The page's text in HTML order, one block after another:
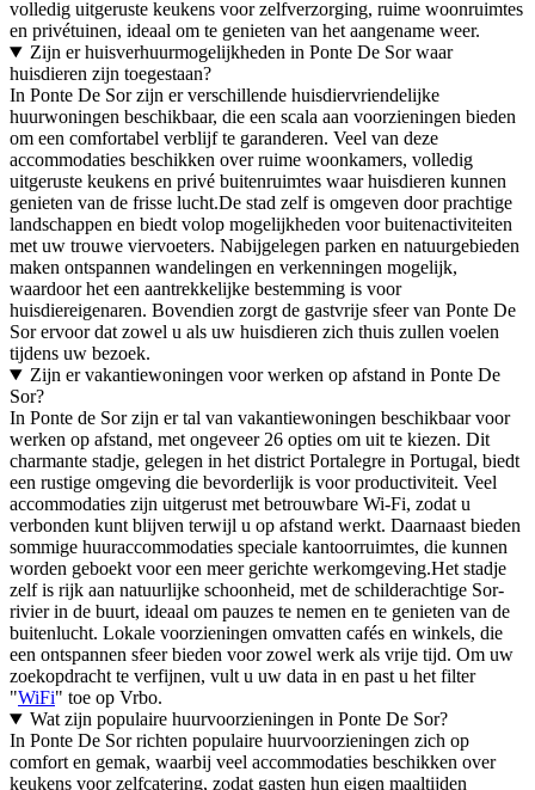
volledig uitgeruste keukens voor zelfverzorging, ruime woonruimtes
en privétuinen, ideaal om te genieten van het aangename weer.
Zijn er huisverhuurmogelijkheden in Ponte De Sor waar
huisdieren zijn toegestaan?
In Ponte De Sor zijn er verschillende huisdiervriendelijke
huurwoningen beschikbaar, die een scala aan voorzieningen bieden
om een comfortabel verblijf te garanderen. Veel van deze
accommodaties beschikken over ruime woonkamers, volledig
uitgeruste keukens en privé buitenruimtes waar huisdieren kunnen
genieten van de frisse lucht.De stad zelf is omgeven door prachtige
landschappen en biedt volop mogelijkheden voor buitenactiviteiten
met uw trouwe viervoeters. Nabijgelegen parken en natuurgebieden
maken ontspannen wandelingen en verkenningen mogelijk,
waardoor het een aantrekkelijke bestemming is voor
huisdiereigenaren. Bovendien zorgt de gastvrije sfeer van Ponte De
Sor ervoor dat zowel u als uw huisdieren zich thuis zullen voelen
tijdens uw bezoek.
Zijn er vakantiewoningen voor werken op afstand in Ponte De
Sor?
In Ponte de Sor zijn er tal van vakantiewoningen beschikbaar voor
werken op afstand, met ongeveer 26 opties om uit te kiezen. Dit
charmante stadje, gelegen in het district Portalegre in Portugal, biedt
een rustige omgeving die bevorderlijk is voor productiviteit. Veel
accommodaties zijn uitgerust met betrouwbare Wi-Fi, zodat u
verbonden kunt blijven terwijl u op afstand werkt. Daarnaast bieden
sommige huuraccommodaties speciale kantoorruimtes, die kunnen
worden geboekt voor een meer gerichte werkomgeving.Het stadje
zelf is rijk aan natuurlijke schoonheid, met de schilderachtige Sor-
rivier in de buurt, ideaal om pauzes te nemen en te genieten van de
buitenlucht. Lokale voorzieningen omvatten cafés en winkels, die
een ontspannen sfeer bieden voor zowel werk als vrije tijd. Om uw
zoekopdracht te verfijnen, vult u uw data in en past u het filter
"WiFi" toe op Vrbo.
Wat zijn populaire huurvoorzieningen in Ponte De Sor?
In Ponte De Sor richten populaire huurvoorzieningen zich op
comfort en gemak, waarbij veel accommodaties beschikken over
keukens voor zelfcatering, zodat gasten hun eigen maaltijden